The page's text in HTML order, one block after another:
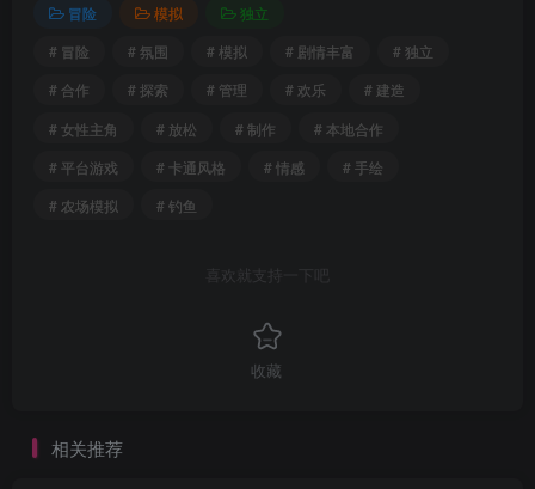
冒险 模拟
独立
# 冒险
# 氛围 # 模拟 # 剧情丰富
# 独立
# 合作
# 探索 # 管理 # 欢乐
# 建造
# 女性主角
# 放松 # 制作
# 本地合作
# 平台游戏
# 卡通风格 # 情感
# 手绘
# 农场模拟
# 钓鱼
喜欢就支持一下吧
收藏
相关推荐